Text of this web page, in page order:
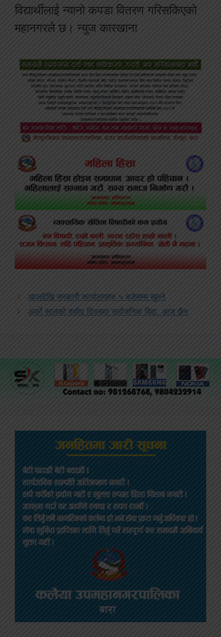
विद्यार्थीलाई न्यानो कपडा वितरण गरिसकिएको
महानगरले छ। न्युज कारखाना
आजदेखि सरकारी कार्यालयहरु ५ बजेसम्म खुल्ने
अर्को सालको शहीद दिवसमा सार्वजनिक बिदा, आज छैन